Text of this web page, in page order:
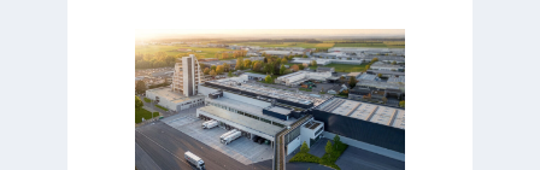
s
c
h
i
n
e